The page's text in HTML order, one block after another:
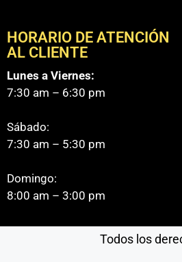
HORARIO DE ATENCIÓN
AL CLIENTE
Lunes a Viernes:
7:30 am – 6:30 pm
Sábado:
7:30 am – 5:30 pm
Domingo:
8:00 am – 3:00 pm
Todos los